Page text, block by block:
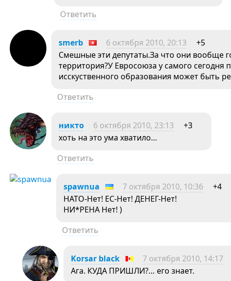
Ответить
smerb 6 октября 2010, 20:13
+5
Смешные эти депутаты.За что они вообще
территория?У Евросоюза у самого сегодня
исскуственного образования может быть
Ответить
никто 6 октября 2010, 23:13
+3
хоть на это ума хватило…
Ответить
spawnua 7 октября 2010, 10:36
+4
НАТО-Нет! ЕС-Нет! ДЕНЕГ-Нет!
НИ*РЕНА Нет! )
Ответить
Korsar black 7 октября 2010, 14:17
Ага. КУДА ПРИШЛИ?… его знает.